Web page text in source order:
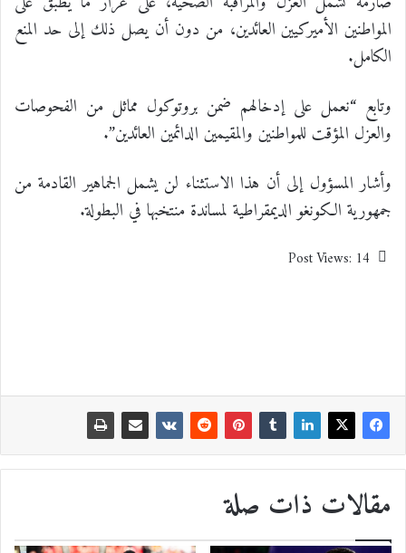
المواطنين الأميركيين العائدين، من دون أن يصل ذلك إلى حد المنع
الكامل.
وتابع “نعمل على إدخالهم ضمن بروتوكول مماثل من الفحوصات
والعزل المؤقت للمواطنين والمقيمين الدائمين العائدين”.
وأشار المسؤول إلى أن هذا الاستثناء لن يشمل الجماهير القادمة من
جمهورية الكونغو الديمقراطية لمساندة منتخبها في البطولة.
Post Views: 14
مقالات ذات صلة